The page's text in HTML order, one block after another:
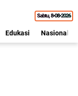
Sabtu 8•08•2026
Edukasi Nasional